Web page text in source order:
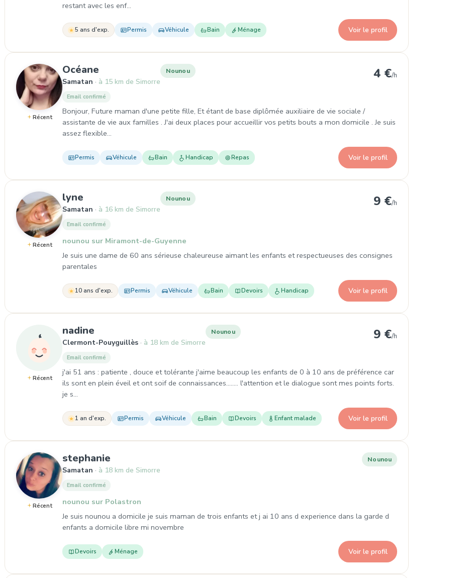
restant avec les enf…
5 ans d'exp. Permis Véhicule Bain Ménage Voir le profil
Récent
Océane , Nounou à Samatan
Samatan à 15 km de Simorre
Nounou 4 €/h
Email confirmé
Bonjour, Future maman d'une petite fille, Et étant de base diplômée auxiliaire de vie sociale /
assistante de vie aux familles . J'ai deux places pour accueillir vos petits bouts a mon domicile . Je suis
assez flexible…
Permis Véhicule Bain Handicap Repas Voir le profil
Récent
lyne , Nounou à Samatan
Samatan à 16 km de Simorre
Nounou 9 €/h
Email confirmé
nounou sur Miramont-de-Guyenne
Je suis une dame de 60 ans sérieuse chaleureuse aimant les enfants et respectueuses des consignes
parentales
10 ans d'exp. Permis Véhicule Bain Devoirs Handicap Voir le profil
Récent
nadine , Nounou à Clermont-Pouyguillès
Clermont-Pouyguillès à 18 km de Simorre
Nounou 9 €/h
Email confirmé
j'ai 51 ans : patiente , douce et tolérante j'aime beaucoup les enfants de 0 à 10 ans de préférence car
ils sont en plein éveil et ont soif de connaissances........ l'attention et le dialogue sont mes points forts.
je s…
1 an d'exp. Permis Véhicule Bain Devoirs Enfant malade Voir le profil
Récent
stephanie
Samatan à 18 km de Simorre
Nounou
Email confirmé
nounou sur Polastron
Je suis nounou a domicile je suis maman de trois enfants et j ai 10 ans d experience dans la garde d
enfants a domicile libre mi novembre
Devoirs Ménage Voir le profil